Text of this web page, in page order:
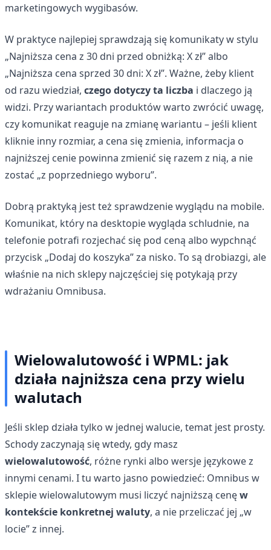
marketingowych wygibasów.
W praktyce najlepiej sprawdzają się komunikaty w stylu
„Najniższa cena z 30 dni przed obniżką: X zł” albo
„Najniższa cena sprzed 30 dni: X zł”. Ważne, żeby klient
od razu wiedział, czego dotyczy ta liczba i dlaczego ją
widzi. Przy wariantach produktów warto zwrócić uwagę,
czy komunikat reaguje na zmianę wariantu – jeśli klient
kliknie inny rozmiar, a cena się zmienia, informacja o
najniższej cenie powinna zmienić się razem z nią, a nie
zostać „z poprzedniego wyboru”.
Dobrą praktyką jest też sprawdzenie wyglądu na mobile.
Komunikat, który na desktopie wygląda schludnie, na
telefonie potrafi rozjechać się pod ceną albo wypchnąć
przycisk „Dodaj do koszyka” za nisko. To są drobiazgi, ale
właśnie na nich sklepy najczęściej się potykają przy
wdrażaniu Omnibusa.
Wielowalutowość i WPML: jak
działa najniższa cena przy wielu
walutach
Jeśli sklep działa tylko w jednej walucie, temat jest prosty.
Schody zaczynają się wtedy, gdy masz
wielowalutowość, różne rynki albo wersje językowe z
innymi cenami. I tu warto jasno powiedzieć: Omnibus w
sklepie wielowalutowym musi liczyć najniższą cenęw
kontekście konkretnej waluty, a nie przeliczać jej „w
locie” z innej.